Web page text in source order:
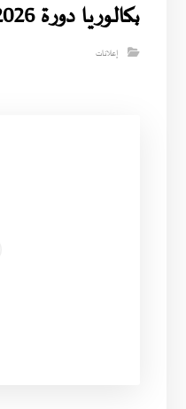
بكالوريا دورة 2026
إعلانات